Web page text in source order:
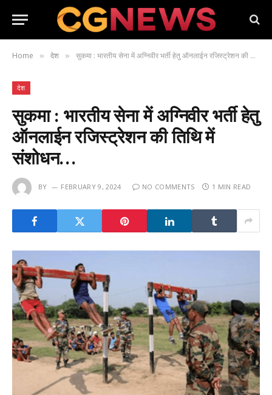
Home » देश » सुकमा : भारतीय सेना में अग्निवीर भर्ती हेतु ऑनलाईन रजिस्ट्रेशन की तिथि में संशोधन…
देश
सुकमा : भारतीय सेना में अग्निवीर भर्ती हेतु
ऑनलाईन रजिस्ट्रेशन की तिथि में
संशोधन…
BY FEBRUARY 9, 2024 NO COMMENTS 1 MIN READ